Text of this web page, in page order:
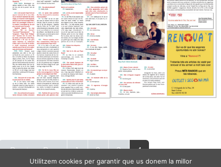
« Previous Page 1 2 3 4
Utilitzem cookies per garantir que us donem la millor